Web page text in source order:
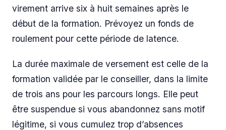
virement arrive six à huit semaines après le
début de la formation. Prévoyez un fonds de
roulement pour cette période de latence.
La durée maximale de versement est celle de la
formation validée par le conseiller, dans la limite
de trois ans pour les parcours longs. Elle peut
être suspendue si vous abandonnez sans motif
légitime, si vous cumulez trop d’absences